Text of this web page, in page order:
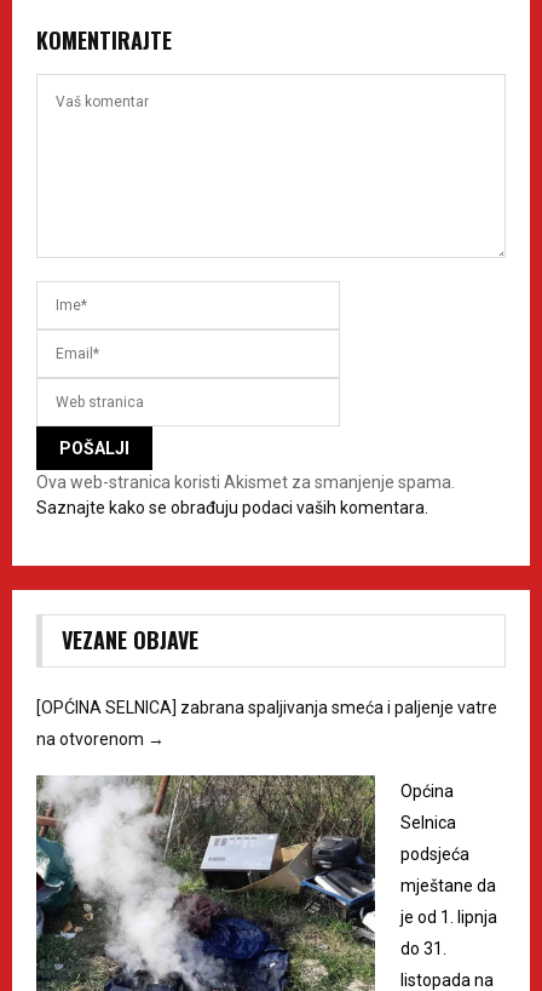
KOMENTIRAJTE
Ova web-stranica koristi Akismet za smanjenje spama.
Saznajte kako se obrađuju podaci vaših komentara.
VEZANE OBJAVE
[OPĆINA SELNICA] zabrana spaljivanja smeća i paljenje vatre
na otvorenom →
Općina
Selnica
podsjeća
mještane da
je od 1. lipnja
do 31.
listopada na